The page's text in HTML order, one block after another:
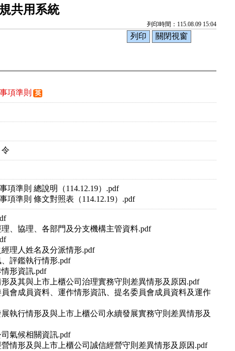
共用系統
列印時間：115.08.09 15:04
項準則 英
項準則 總說明（114.12.19）.pdf
項準則 條文對照表（114.12.19）.pdf
、協理、各部門及分支機構主管資料.pdf
理人姓名及分派情形.pdf
評鑑執行情形.pdf
形資訊.pdf
及其與上市上櫃公司治理實務守則差異情形及原因.pdf
會成員資料、運作情形資訊、提名委員會成員資料及運作
執行情形及與上市上櫃公司永續發展實務守則差異情形及
氣候相關資訊.pdf
情形及與上市上櫃公司誠信經營守則差異情形及原因.pdf